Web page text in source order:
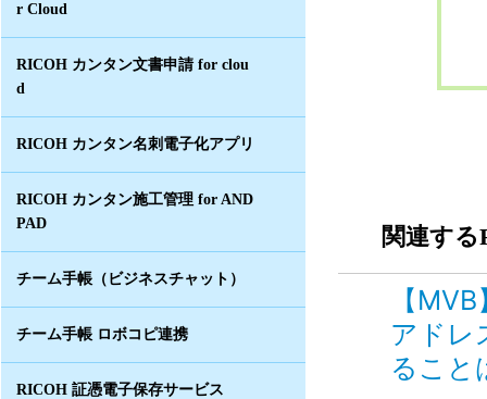
r Cloud
RICOH カンタン文書申請 for clou
d
RICOH カンタン名刺電子化アプリ
RICOH カンタン施工管理 for AND
PAD
チーム手帳（ビジネスチャット）
チーム手帳 ロボコピ連携
RICOH 証憑電子保存サービス
関連する
【
アドレ
るこ